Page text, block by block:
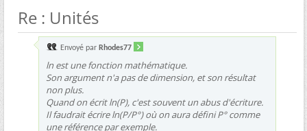
Re : Unités
Envoyé par Rhodes77
ln est une fonction mathématique.
Son argument n'a pas de dimension, et son résultat
non plus.
Quand on écrit ln(P), c'est souvent un abus d'écriture.
Il faudrait écrire ln(P/P°) où on aura défini P° comme
une référence par exemple.